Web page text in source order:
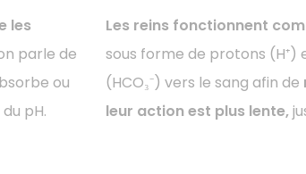
les
parle de
ou
pH.
Les reins fonctionnent
sous forme de protons
(HCO₃⁻) vers le sang afin de
leur action est plus lente,